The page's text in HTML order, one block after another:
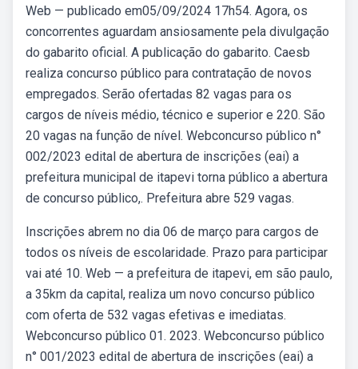
Web — publicado em05/09/2024 17h54. Agora, os
concorrentes aguardam ansiosamente pela divulgação
do gabarito oficial. A publicação do gabarito. Caesb
realiza concurso público para contratação de novos
empregados. Serão ofertadas 82 vagas para os
cargos de níveis médio, técnico e superior e 220. São
20 vagas na função de nível. Webconcurso público n°
002/2023 edital de abertura de inscrições (eai) a
prefeitura municipal de itapevi torna público a abertura
de concurso público,. Prefeitura abre 529 vagas.
Inscrições abrem no dia 06 de março para cargos de
todos os níveis de escolaridade. Prazo para participar
vai até 10. Web — a prefeitura de itapevi, em são paulo,
a 35km da capital, realiza um novo concurso público
com oferta de 532 vagas efetivas e imediatas.
Webconcurso público 01. 2023. Webconcurso público
n° 001/2023 edital de abertura de inscrições (eai) a